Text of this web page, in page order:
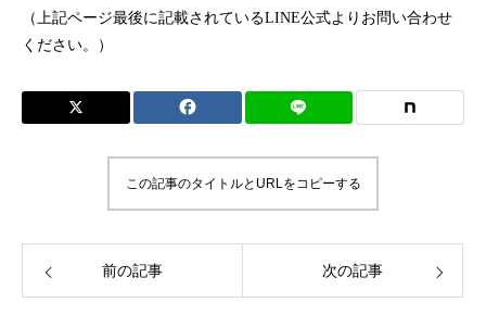
（上記ページ最後に記載されているLINE公式よりお問い合わせ
ください。）
この記事のタイトルとURLをコピーする
前の記事 次の記事